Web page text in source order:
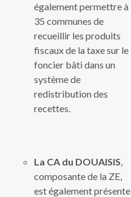
également permettre à
35 communes de
recueillir les produits
fiscaux de la taxe sur le
foncier bâti dans un
système de
redistribution des
recettes.
La CA du DOUAISIS,
composante de la ZE,
est également présente